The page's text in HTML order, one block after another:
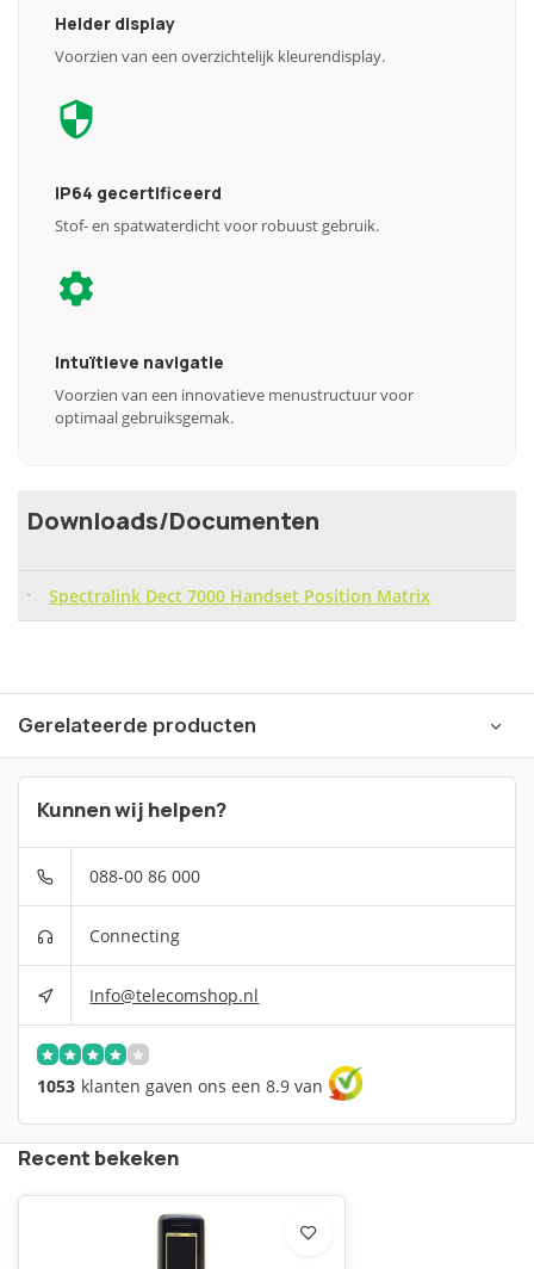
Helder display
Voorzien van een overzichtelijk kleurendisplay.
IP64 gecertificeerd
Stof- en spatwaterdicht voor robuust gebruik.
Intuïtieve navigatie
Voorzien van een innovatieve menustructuur voor
optimaal gebruiksgemak.
Downloads/Documenten
Spectralink Dect 7000 Handset Position Matrix
Gerelateerde producten
Kunnen wij helpen?
088-00 86 000
Connecting
Info@telecomshop.nl
1053 klanten gaven ons een 8.9 van
Recent bekeken